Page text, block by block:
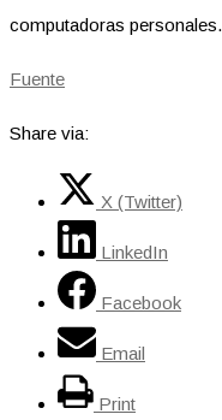
computadoras personales.
Fuente
Share via:
X (Twitter)
LinkedIn
Facebook
Email
Print